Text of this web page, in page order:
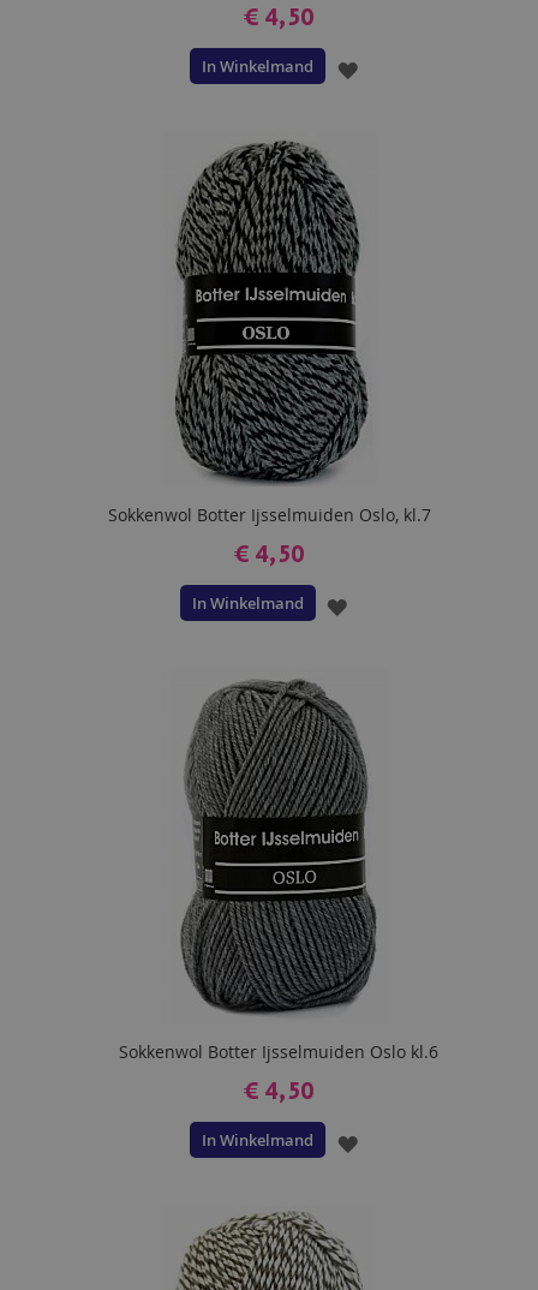
€ 4,50
In Winkelmand
VOEG
Sokkenwol Botter Ijsselmuiden Oslo, kl.7
€ 4,50
In Winkelmand
VOEG
VERLANGLIJST
Sokkenwol Botter Ijsselmuiden Oslo kl.6
€ 4,50
In Winkelmand
VOEG
VERLANGLIJST